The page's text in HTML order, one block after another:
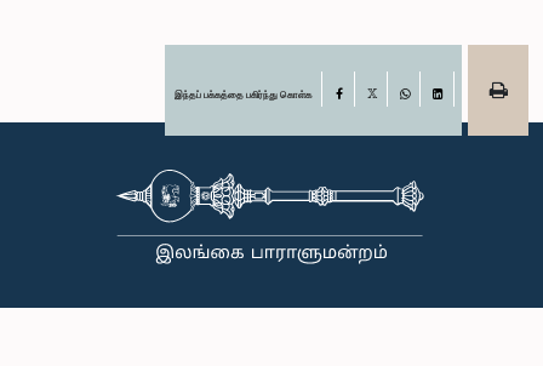
இந்தப் பக்கத்தை பகிர்ந்து கொள்க Facebook